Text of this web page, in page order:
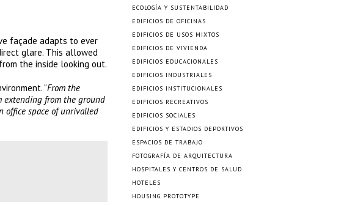
façade adapts to ever
glare. This allowed
the inside looking out.
“From the
extending from the ground
office space of unrivalled
ECOLOGÍA Y SUSTENTABILIDAD
EDIFICIOS DE OFICINAS
EDIFICIOS DE USOS MIXTOS
EDIFICIOS DE VIVIENDA
EDIFICIOS EDUCACIONALES
EDIFICIOS INDUSTRIALES
EDIFICIOS INSTITUCIONALES
EDIFICIOS RECREATIVOS
EDIFICIOS SOCIALES
EDIFICIOS Y ESTADIOS DEPORTIVOS
ESPACIOS DE TRABAJO
FOTOGRAFÍA DE ARQUITECTURA
HOSPITALES Y CENTROS DE SALUD
HOTELES
HOUSING PROTOTYPE